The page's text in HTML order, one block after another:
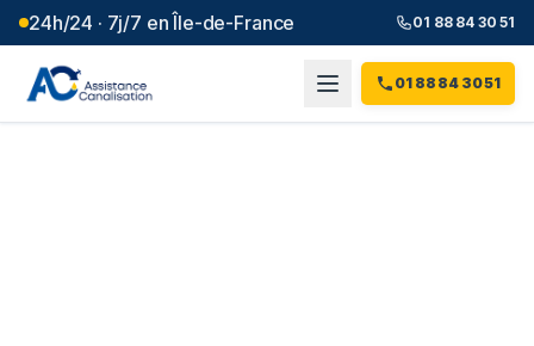
24h/24 · 7j/7 en Île-de-France 01 88 84 30 51
01 88 84 30 51